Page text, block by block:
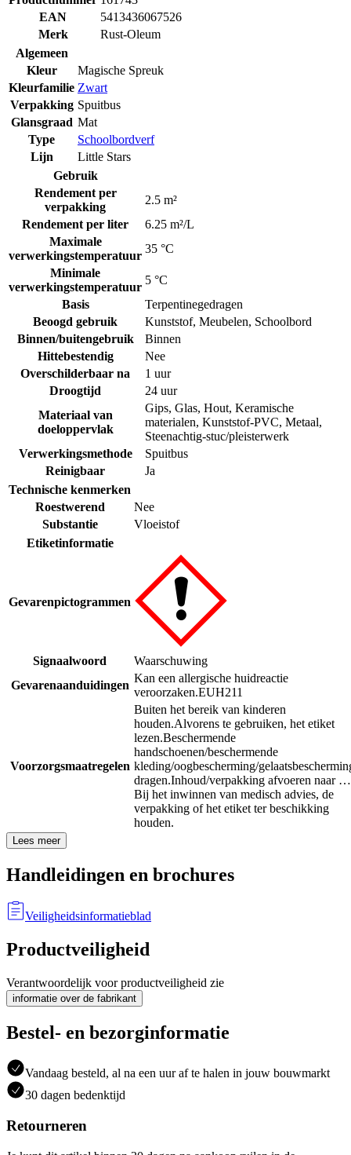
EAN
5413436067526
Merk
Rust-Oleum
Algemeen
Kleur
Magische Spreuk
Kleurfamilie Zwart
Verpakking Spuitbus
Glansgraad Mat
Type
Schoolbordverf
Lijn
Little Stars
Gebruik
Rendement per
verpakking
2.5 m²
Rendement per liter
6.25 m²/L
Maximale
verwerkingstemperatuur
35 °C
Minimale
verwerkingstemperatuur
5 °C
Basis
Terpentinegedragen
Beoogd gebruik
Kunststof, Meubelen, Schoolbord
Binnen/buitengebruik
Binnen
Hittebestendig
Nee
Overschilderbaar na
1 uur
Droogtijd
24 uur
Materiaal van
doeloppervlak
Gips, Glas, Hout, Keramische
materialen, Kunststof-PVC, Metaal,
Steenachtig-stuc/pleisterwerk
Verwerkingsmethode
Spuitbus
Reinigbaar
Ja
Technische kenmerken
Roestwerend
Nee
Substantie
Vloeistof
Etiketinformatie
Gevarenpictogrammen
Signaalwoord
Waarschuwing
Gevarenaanduidingen
Kan een allergische huidreactie
veroorzaken.EUH211
Voorzorgsmaatregelen
Buiten het bereik van kinderen
houden.Alvorens te gebruiken, het etiket
lezen.Beschermende
handschoenen/beschermende
kleding/oogbescherming/
dragen.Inhoud/verpakking afvoeren naar …
Bij het inwinnen van medisch advies, de
verpakking of het etiket ter beschikking
houden.
Lees meer
Handleidingen en brochures
Veiligheidsinformatieblad
Productveiligheid
Verantwoordelijk voor productveiligheid zie
informatie over de fabrikant
Bestel- en bezorginformatie
Vandaag besteld, al na een uur af te halen in jouw bouwmarkt
30 dagen bedenktijd
Retourneren